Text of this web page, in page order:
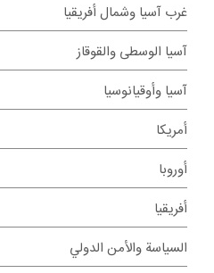
غرب آسيا وشمال أفريقيا
آسيا الوسطى والقوقاز
آسيا وأوقيانوسيا
أمريكا
أوروبا
أفريقيا
السياسة والأمن الدولي